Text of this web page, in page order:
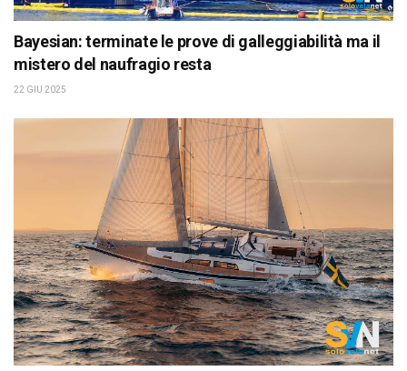
Bayesian: terminate le prove di galleggiabilità ma il
mistero del naufragio resta
22 GIU 2025